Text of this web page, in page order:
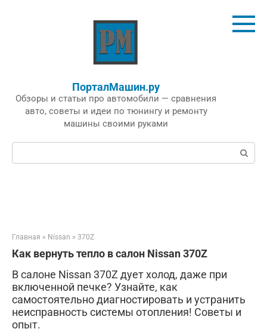
ПорталМашин.ру
Обзоры и статьи про автомобили — сравнения
авто, советы и идеи по тюнингу и ремонту
машины своими руками
Поиск:
Главная » Nissan » 370Z
Как вернуть тепло в салон Nissan 370Z
В салоне Nissan 370Z дует холод, даже при
включенной печке? Узнайте, как
самостоятельно диагностировать и устранить
неисправность системы отопления! Советы и
опыт.